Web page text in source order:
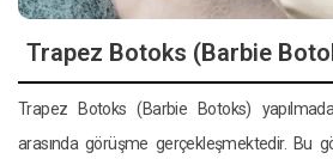
Trapez Botoks (Barbie
Trapez Botoks (Barbie Botoks)
arasında görüşme gerçekleşmektedir. Bu